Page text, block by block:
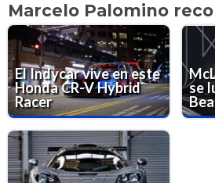
Marcelo Palomino
El Indycar vive en este
Honda CR-V Hybrid
Racer
se